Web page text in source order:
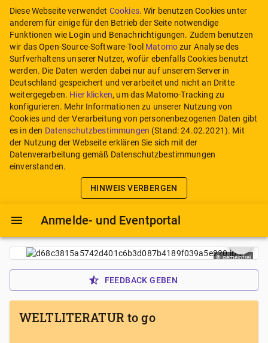
Diese Webseite verwendet Cookies. Wir benutzen Cookies unter
anderem für einige für den Betrieb der Seite notwendige
Funktionen wie Login und Benachrichtigungen. Zudem benutzen
wir das Open-Source-Software-Tool Matomozur Analyse des
Surfverhaltens unserer Nutzer, wofür ebenfalls Cookies benutzt
werden. Die Daten werden dabei nur auf unserem Server in
Deutschland gespeichert und verarbeitet und nicht an Dritte
weitergegeben. Hier klicken, um das Matomo-Tracking zu
konfigurieren. Mehr Informationen zu unserer Nutzung von
Cookies und der Verarbeitung von personenbezogenen Daten gibt
es in den Datenschutzbestimmungen (Stand:24.02.2021). Mit
der Nutzung der Webseite erklären Sie sich mit der
Datenverarbeitung gemäß Datenschutzbestimmungen
einverstanden.
HINWEIS VERBERGEN
Anmelde- und Eventportal
WELTLITERATUR to go
©gemeinfrei
FEEDBACK GEBEN